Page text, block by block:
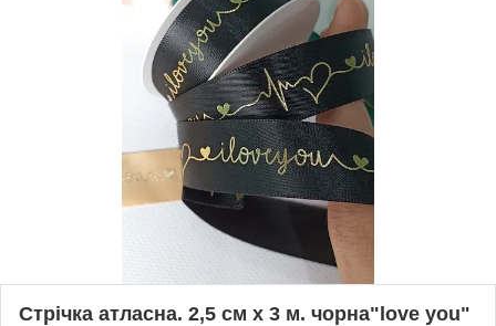
Стрічка атласна. 2,5 см х 3 м. чорна"love you"